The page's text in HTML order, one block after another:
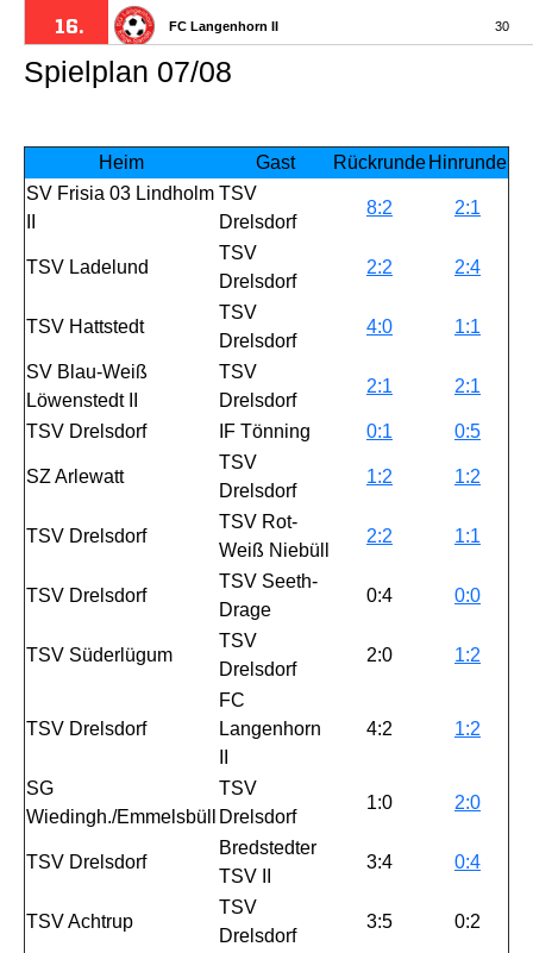
Spielplan 07/08
Heim Gast Rückrunde Hinrunde
SV Frisia 03 Lindholm TSV
Drelsdorf
8:2 2:1
TSV Ladelund
TSV
Drelsdorf
2:2 2:4
TSV Hattstedt
TSV
Drelsdorf
4:0 1:1
SV Blau-Weiß
Löwenstedt II
TSV
Drelsdorf
2:1 2:1
TSV Drelsdorf IF Tönning 0:1 0:5
SZ Arlewatt
TSV
Drelsdorf
1:2 1:2
TSV Drelsdorf
TSV Rot-
Weiß Niebüll
2:2 1:1
TSV Drelsdorf
TSV Seeth-
Drage
0:4 0:0
TSV Süderlügum
TSV
Drelsdorf
2:0 1:2
TSV Drelsdorf
FC
Langenhorn
4:2 1:2
SG
Wiedingh./Emmelsbüll
TSV
Drelsdorf
1:0 2:0
TSV Drelsdorf
Bredstedter
TSV II
3:4 0:4
TSV Achtrup
TSV
Drelsdorf
3:5 0:2